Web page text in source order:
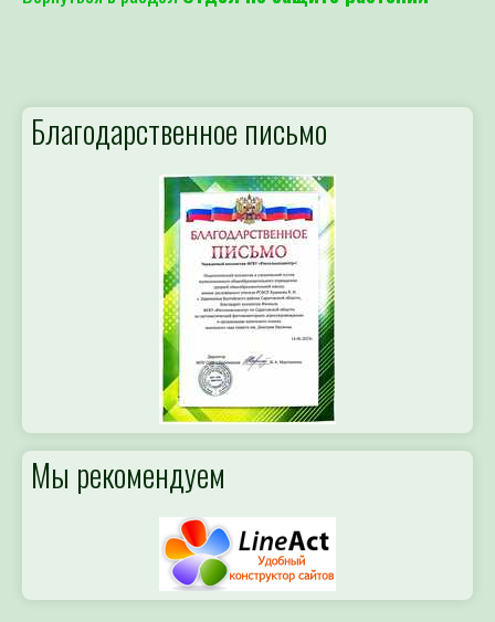
Благодарственное письмо
Мы рекомендуем